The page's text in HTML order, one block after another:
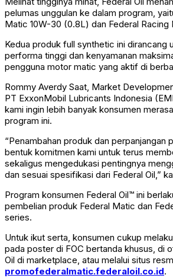
pelumas unggulan ke dalam program,
Matic 10W-30 (0.8L) dan Federal Racing
Kedua produk full synthetic ini dirancang
performa tinggi dan kenyamanan
pengguna motor matic yang aktif di
Rommy Averdy Saat, Market
PT ExxonMobil Lubricants Indonesia
kami ingin lebih banyak konsumen
program ini.
“Penambahan produk dan perpanjangan
bentuk komitmen kami untuk terus
sekaligus mengedukasi pentingnya
dan sesuai spesifikasi dari Federal Oil,”
Program konsumen Federal Oil™ ini
pembelian produk Federal Matic dan
series.
Untuk ikut serta, konsumen cukup
pada poster di FOC bertanda khusus, di
Oil di marketplace, atau melalui situs
promofederalmatic.federaloil.co.id.